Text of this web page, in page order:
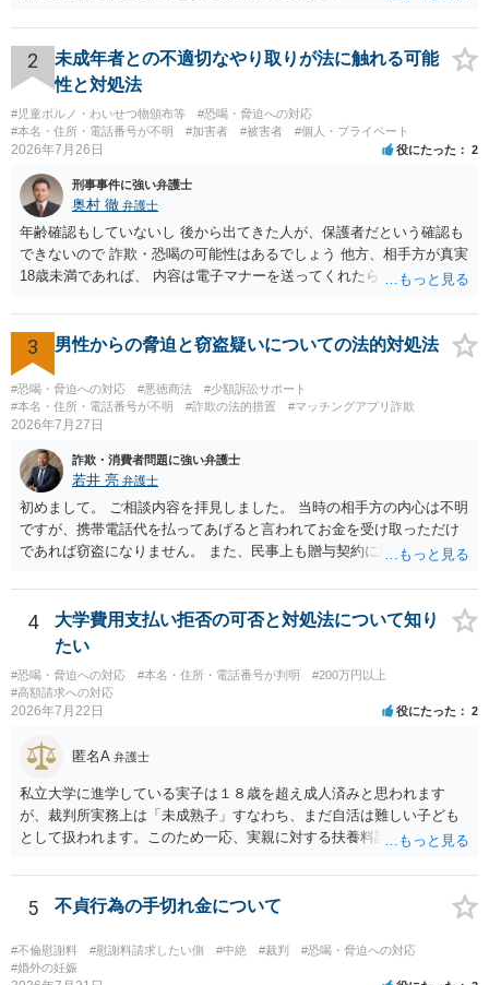
2
未成年者との不適切なやり取りが法に触れる可能
性と対処法
#児童ポルノ・わいせつ物頒布等
#恐喝・脅迫への対応
#本名・住所・電話番号が不明
#加害者 #被害者 #個人・プライベート
2026年7月26日 役にたった 2
刑事事件に強い弁護士
奥村 徹 弁護士
年齢確認もしていないし 後から出てきた人が、保護者だという確認も
できないので 詐欺・恐喝の可能性はあるでしょう 他方、相手方が真実
18歳未満であれば、 内容は電子マナーを送ってくれたら自慰行為など
画の尺は10分ほど、服を着たままで胸を触って欲しい、などの要望を
して、要求された金額(1000円程度)の電子マネーを送信してしまいま
した。 そこから、撮影するまで暇なので顔の雰囲気の写真を交換して
欲しい、住んでいる都道府県と区を教えてと言われたので教えたりと
言ったやり取りをしていました。 というやりとりは、青少年条例違反
（わいせつ行為）の疑いがあります。18歳未満と知らなくても処罰可
能です。
3 男性からの脅迫と窃盗疑いについての法的対処法
#恐喝・脅迫への対応 #悪徳商法
#少額訴訟サポート
#本名・住所・電話番号が不明
#詐欺の法的措置 #マッチングアプリ詐欺
2026年7月27日
詐欺・消費者問題に強い弁護士
若井 亮 弁護士
初めまして。 ご相談内容を拝見しました。 当時の相手方の内心は不明
ですが、携帯電話代を払ってあげると言われてお金を受け取っただけ
であれば窃盗になりません。 また、民事上も贈与契約に該当すると思
ず、可能であればブロックをするようにしてください。 ご不安であれ
ば、最寄りの警察署に相談をしても良いかもしれません。 以上、ご参
考になれば幸いです。
4
大学費用支払い拒否の可否と対処法について知り
たい
#恐喝・脅迫への対応 #本名・住所・電話番号が判明
#200万円以上
#高額請求への対応
2026年7月22日 役にたった 2
匿名A 弁護士
私立大学に進学している実子は１８歳を超え成人済みと思われます
が、裁判所実務上は「未成熟子」すなわち、まだ自活は難しい子ども
として扱われます。このため一応、実親に対する扶養料請求として法
者宛に養育費を支払っており、当該養育費は実子の進学費用の趣旨も
一部含まれています。また、私立大学進学について貴殿が了解したわ
だとしても学費の請求が裁判所によって強制される可能性は低いとい
えます。 以上整理したとおり、貴殿の事情を説明し支払えないと実子
5 不貞行為の手切れ金について
#不倫慰謝料 #慰謝料請求したい側 #中絶 #裁判
#恐喝・脅迫への対応
#婚外の妊娠